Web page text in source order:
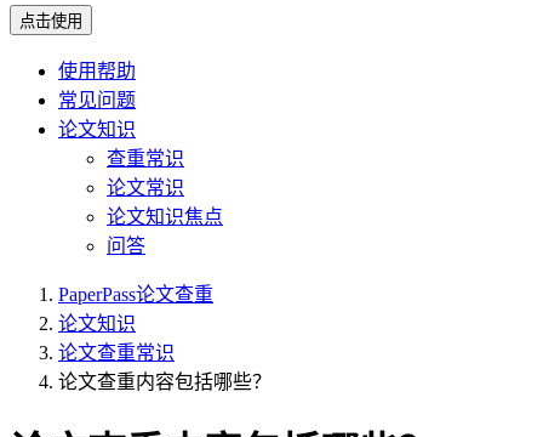
点击使用
使用帮助
常见问题
论文知识
查重常识
论文常识
论文知识焦点
问答
PaperPass论文查重
论文知识
论文查重常识
论文查重内容包括哪些？